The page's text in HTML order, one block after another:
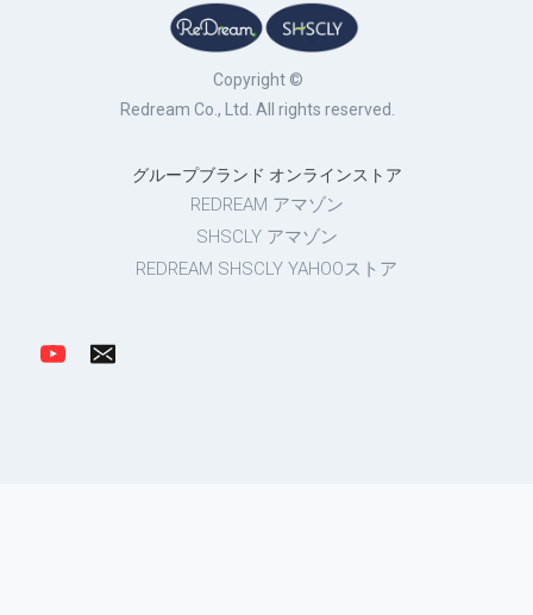
Copyright ©
Redream Co., Ltd. All rights reserved.
グループブランド オンラインストア
REDREAM アマゾン
SHSCLY アマゾン
REDREAM SHSCLY YAHOOストア